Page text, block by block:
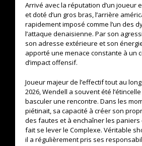
Arrivé avec la réputation d’un joueur
et doté d’un gros bras, l’arrière
rapidement imposé comme l’un des
l’attaque denaisienne. Par son
son adresse extérieure et son
apporté une menace constante à un
d’impact offensif.
Joueur majeur de l’effectif tout au
2026, Wendell a souvent été
basculer une rencontre. Dans les
piétinait, sa capacité à créer son
des fautes et à enchaîner les paniers
fait se lever le Complexe. Véritable
il a régulièrement pris ses